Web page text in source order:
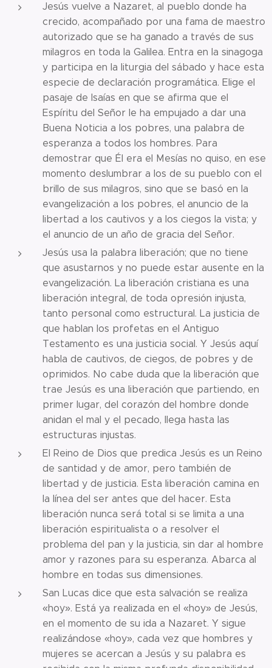
Jesús vuelve a Nazaret, al pueblo donde ha
crecido, acompañado por una fama de maestro
autorizado que se ha ganado a través de sus
milagros en toda la Galilea. Entra en la sinagoga
y participa en la liturgia del sábado y hace esta
especie de declaración programática. Elige el
pasaje de Isaías en que se afirma que el
Espíritu del Señor le ha empujado a dar una
Buena Noticia a los pobres, una palabra de
esperanza a todos los hombres. Para
demostrar que Él era el Mesías no quiso, en ese
momento deslumbrar a los de su pueblo con el
brillo de sus milagros, sino que se basó en la
evangelización a los pobres, el anuncio de la
libertad a los cautivos y a los ciegos la vista; y
el anuncio de un año de gracia del Señor.
Jesús usa la palabra liberación; que no tiene
que asustarnos y no puede estar ausente en la
evangelización. La liberación cristiana es una
liberación integral, de toda opresión injusta,
tanto personal como estructural. La justicia de
que hablan los profetas en el Antiguo
Testamento es una justicia social. Y Jesús aquí
habla de cautivos, de ciegos, de pobres y de
oprimidos. No cabe duda que la liberación que
trae Jesús es una liberación que partiendo, en
primer lugar, del corazón del hombre donde
anidan el mal y el pecado, llega hasta las
estructuras injustas.
El Reino de Dios que predica Jesús es un Reino
de santidad y de amor, pero también de
libertad y de justicia. Esta liberación camina en
la línea del ser antes que del hacer. Esta
liberación nunca será total si se limita a una
liberación espiritualista o a resolver el
problema del pan y la justicia, sin dar al hombre
amor y razones para su esperanza. Abarca al
hombre en todas sus dimensiones.
San Lucas dice que esta salvación se realiza
«hoy». Está ya realizada en el «hoy» de Jesús,
en el momento de su ida a Nazaret. Y sigue
realizándose «hoy», cada vez que hombres y
mujeres se acercan a Jesús y su palabra es